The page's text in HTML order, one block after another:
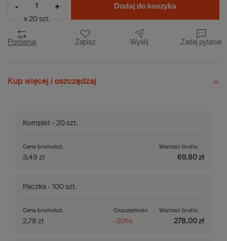
- +
x 20 szt.
Dodaj do koszyka
Porównaj Zapisz Wyślij Zadaj pytanie
Kup więcej i oszczędzaj
Komplet - 20 szt.
Cena brutto/szt.
3,49 zł
Wartość brutto
69,80 zł
Paczka - 100 szt.
Oszczędność
-20%
Cena brutto/szt.
2,78 zł
Wartość brutto
278,00 zł